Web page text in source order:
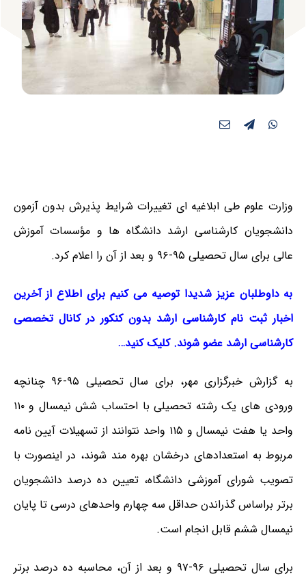
وزارت علوم طی ابلاغیه ای تغییرات شرایط پذیرش بدون آزمون
دانشجویان کارشناسی ارشد دانشگاه ها و مؤسسات آموزش
عالی برای سال تحصیلی ۹۵-۹۶ و بعد از آن را اعلام کرد.
به داوطلبان عزیز شدیدا توصیه می کنیم برای اطلاع از آخرین
اخبار ثبت نام کارشناسی ارشد بدون کنکور در کانال تخصصی
کارشناسی ارشد عضو شوند. کلیک کنید…
به گزارش خبرگزاری مهر، برای سال تحصیلی ۹۵-۹۶ چنانچه
ورودی های یک رشته تحصیلی با احتساب شش نیمسال و ۱۱۰
واحد یا هفت نیمسال و ۱۱۵ واحد نتوانند از تسهیلات آیین نامه
مربوط به استعدادهای درخشان بهره مند شوند، در اینصورت با
تصویب شورای آموزشی دانشگاه، تعیین ده درصد دانشجویان
برتر براساس گذراندن حداقل سه چهارم واحدهای درسی تا پایان
نیمسال ششم قابل انجام است.
برای سال تحصیلی ۹۶-۹۷ و بعد از آن، محاسبه ده درصد برتر